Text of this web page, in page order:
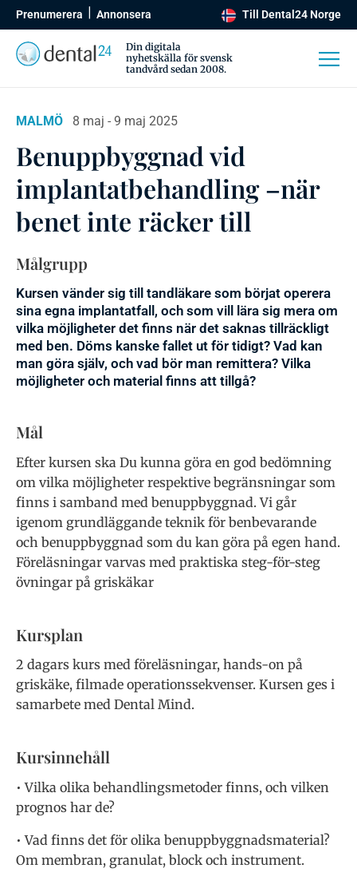
Prenumerera Annonsera Till Dental24 Norge
Din digitala
nyhetskälla för svensk
tandvård sedan 2008.
MALMÖ 8 maj - 9 maj 2025
Benuppbyggnad vid
implantatbehandling –när
benet inte räcker till
Målgrupp
Kursen vänder sig till tandläkare som börjat operera
sina egna implantatfall, och som vill lära sig mera om
vilka möjligheter det finns när det saknas tillräckligt
med ben. Döms kanske fallet ut för tidigt? Vad kan
man göra själv, och vad bör man remittera? Vilka
möjligheter och material finns att tillgå?
Mål
Efter kursen ska Du kunna göra en god bedömning
om vilka möjligheter respektive begränsningar som
finns i samband med benuppbyggnad. Vi går
igenom grundläggande teknik för benbevarande
och benuppbyggnad som du kan göra på egen hand.
Föreläsningar varvas med praktiska steg-för-steg
övningar på griskäkar
Kursplan
2 dagars kurs med föreläsningar, hands-on på
griskäke, filmade operationssekvenser. Kursen ges i
samarbete med Dental Mind.
Kursinnehåll
• Vilka olika behandlingsmetoder finns, och vilken
prognos har de?
• Vad finns det för olika benuppbyggnadsmaterial?
Om membran, granulat, block och instrument.